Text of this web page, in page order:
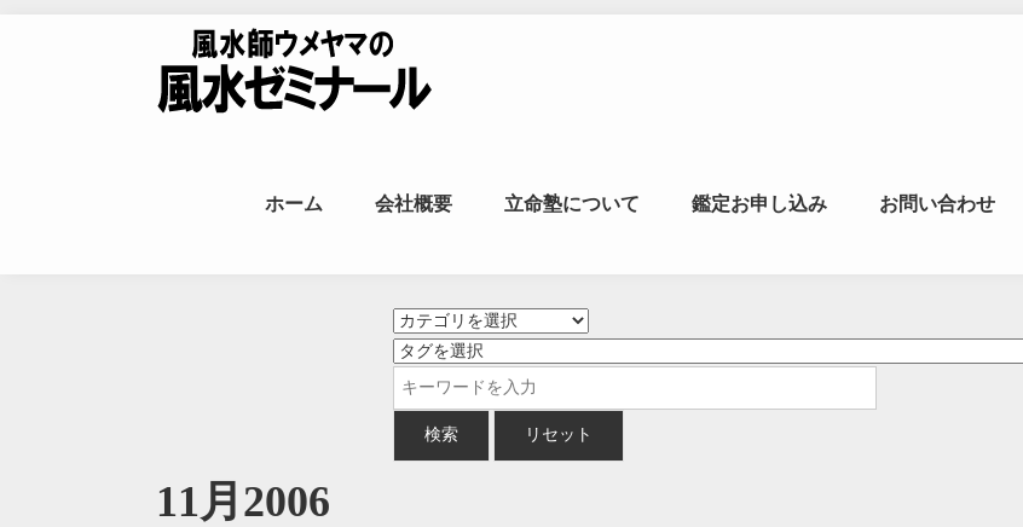
風水師ウメヤマの風水ゼミナ
ホーム 会社概要 立命塾について 鑑定お申し込み お問い合わせ
11月2006